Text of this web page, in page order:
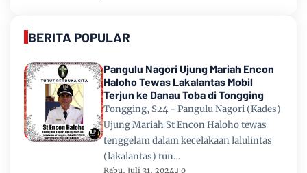
BERITA POPULAR
Pangulu Nagori Ujung Mariah Encon
Haloho Tewas Lakalantas Mobil
Terjun ke Danau Toba di Tongging
Tongging, S24 - Pangulu Nagori (Kades)
Ujung Mariah St Encon Haloho tewas
tenggelam dalam kecelakaan lalulintas
(lakalantas) tun…
Rabu, Juli 31, 2024 0